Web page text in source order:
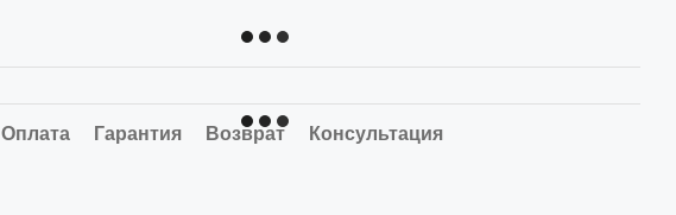
Оплата Гарантия Возврат Консультация